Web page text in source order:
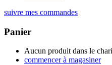
suivre mes commandes
Panier
Aucun produit dans le
commencer à magasiner